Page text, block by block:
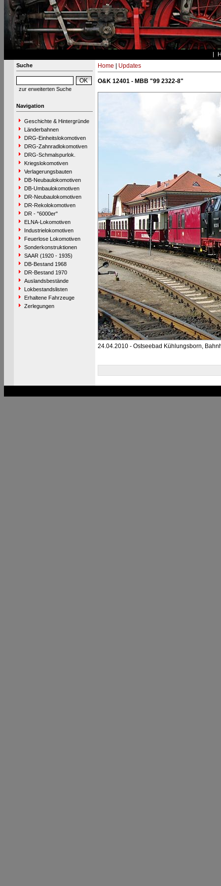
Suche
zur erweiterten Suche
Navigation
Geschichte & Hintergründe
Länderbahnen
DRG-Einheitslokomotiven
DRG-Zahnradlokomotiven
DRG-Schmalspurlok.
Kriegslokomotiven
Verlagerungsbauten
DB-Neubaulokomotiven
DB-Umbaulokomotiven
DR-Neubaulokomotiven
DR-Rekolokomotiven
DR - "6000er"
ELNA-Lokomotiven
Industrielokomotiven
Feuerlose Lokomotiven
Sonderkonstruktionen
SAAR (1920 - 1935)
DB-Bestand 1968
DR-Bestand 1970
Auslandsbestände
Lokbestandslisten
Erhaltene Fahrzeuge
Zerlegungen
Home Updates
O&K 12401 - MBB "99 2322-8"
24.04.2010 - Ostseebad Kühlungsborn,